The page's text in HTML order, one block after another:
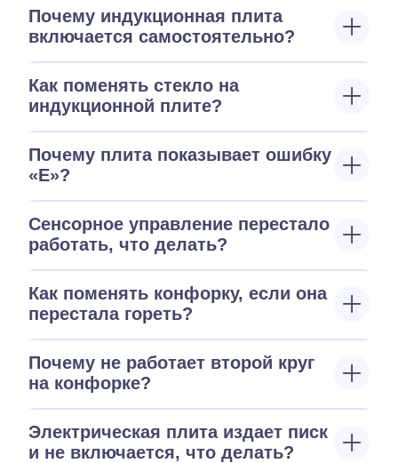
Почему индукционная плита
включается самостоятельно?
Как поменять стекло на
индукционной плите?
Почему плита показывает ошибку
«E»?
Сенсорное управление перестало
работать, что делать?
Как поменять конфорку, если она
перестала гореть?
Почему не работает второй круг
на конфорке?
Электрическая плита издает писк
и не включается, что делать?